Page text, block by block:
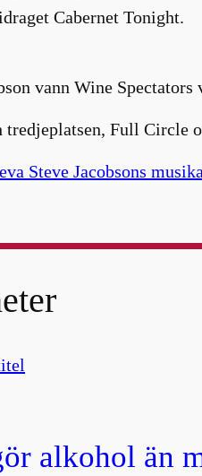
Cabernet Tonight.
vann Wine
tredjeplatsen, Full Circle
Steve Jacobsons
alkohol än